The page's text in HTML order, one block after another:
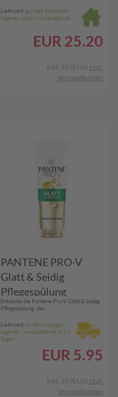
Pumpspender. Bis zu
100%
Schuppenschutz.
Lieferzeit:geringe Stückzahl
lagernd, sofort versandbereit
EUR 25.20
inkl. 20 % USt zzgl.
Versandkosten
PANTENE PRO-V
Glatt & Seidig
Pflegespülung
Entdecke die Pantene Pro-V Glatt & Seidig
Pflegespülung, das...
Lieferzeit: Im Versandlager
lagernd - versandbereit in 5-7
Tagen
EUR 5.95
inkl. 20 % USt zzgl.
Versandkosten